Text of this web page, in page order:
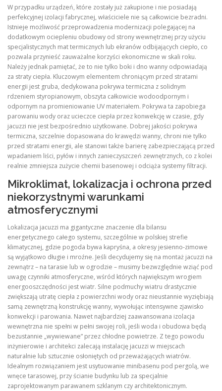
W przypadku urządzeń, które zostały już zakupione i nie posiadają
perfekcyjnej izolacji fabrycznej, właściciele nie są całkowicie bezradni.
Istnieje możliwość przeprowadzenia modernizacji polegającej na
dodatkowym ociepleniu obudowy od strony wewnętrznej przy użyciu
specjalistycznych mat termicznych lub ekranów odbijających ciepło, co
pozwala przynieść zauważalne korzyści ekonomiczne w skali roku.
Należy jednak pamiętać, że to nie tylko boki i dno wanny odpowiadają
za straty ciepła. Kluczowym elementem chroniącym przed stratami
energii jest gruba, dedykowana pokrywa termiczna z solidnym
rdzeniem styropianowym, obszyta całkowicie wodoodpornym i
odpornym na promieniowanie UV materiałem. Pokrywa ta zapobiega
parowaniu wody oraz ucieczce ciepła przez konwekcję w czasie, gdy
jacuzzi nie jest bezpośrednio użytkowane. Dobrej jakości pokrywa
termiczna, szczelnie dopasowana do krawędzi wanny, chroni nie tylko
przed stratami energii, ale stanowi także barierę zabezpieczającą przed
wpadaniem liści, pyłów i innych zanieczyszczeń zewnętrznych, co z kolei
realnie zmniejsza zużycie chemii basenowej i odciąża systemy filtracji.
Mikroklimat, lokalizacja i ochrona przed
niekorzystnymi warunkami
atmosferycznymi
Lokalizacja jacuzzi ma gigantyczne znaczenie dla bilansu
energetycznego całego systemu, szczególnie w polskiej strefie
klimatycznej, gdzie pogoda bywa kapryśna, a okresy jesienno-zimowe
są wyjątkowo długie i mroźne. Jeśli decydujemy się na montaż jacuzzi na
zewnątrz – na tarasie lub w ogrodzie – musimy bezwzględnie wziąć pod
uwagę czynniki atmosferyczne, wśród których największym wrogiem
energooszczędności jest wiatr. Silne podmuchy wiatru drastycznie
zwiększają utratę ciepła z powierzchni wody oraz nieustannie wyziębiają
samą zewnętrzną konstrukcję wanny, wywołując intensywne zjawisko
konwekcji i parowania. Nawet najbardziej zaawansowana izolacja
wewnętrzna nie spełni w pełni swojej roli, jeśli woda i obudowa będą
bezustannie „wywiewane” przez chłodne powietrze. Z tego powodu
inżynierowie i architekci zalecają instalację jacuzzi w miejscach
naturalnie lub sztucznie osłoniętych od przeważających wiatrów.
Idealnym rozwiązaniem jest usytuowanie minibasenu pod pergolą, we
wnęce tarasowej, przy ścianie budynku lub za specjalnie
zaprojektowanym parawanem szklanym czy architektonicznym.